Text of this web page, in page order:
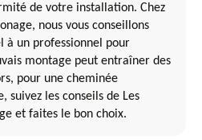
de votre installation. Chez
nous vous conseillons
à un professionnel pour
montage peut entraîner des
pour une cheminée
suivez les conseils de Les
et faites le bon choix.